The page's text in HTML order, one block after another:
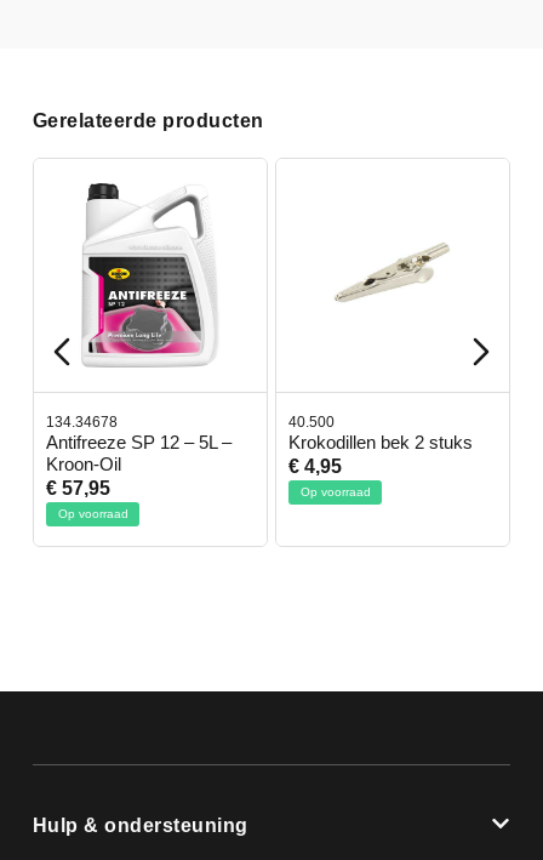
Gerelateerde producten
134.34678
Antifreeze SP 12 – 5L –
Kroon-Oil
€ 57,95
Op voorraad
40.500
Krokodillen bek 2 stuks
€ 4,95
Op voorraad
Hulp & ondersteuning